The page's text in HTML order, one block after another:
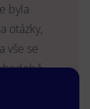
byla
otázky,
vše se
podílí se